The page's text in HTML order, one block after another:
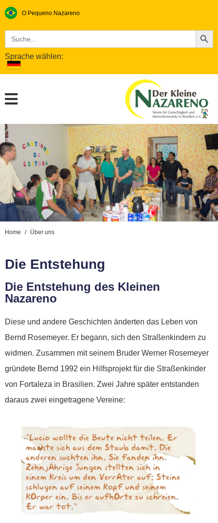
O Pequeno Nazareno​
Search
for:
Search Button
Sprache wählen:
Home Über uns
Die Entstehung
Die Entstehung des Kleinen
Nazareno
Diese und andere Geschichten änderten das Leben von
Bernd Rosemeyer. Er begann, sich den Straßenkindern zu
widmen. Zusammen mit seinem Bruder Werner Rosemeyer
gründete Bernd 1992 ein Hilfsprojekt für die Straßenkinder
von Fortaleza in Brasilien. Zwei Jahre später entstanden
daraus zwei eingetragene Vereine: